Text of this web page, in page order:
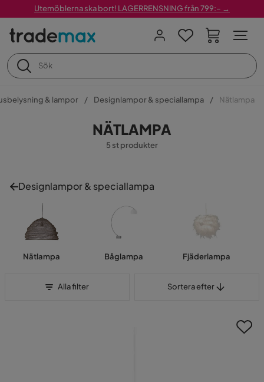
Utemöblerna ska bort! LAGERRENSNING från 799:– →
& lampor Designlampor & speciallampa Nätlampa
NÄTLAMPA
5 st produkter
Designlampor & speciallampa
Nätlampa Båglampa Fjäderlampa
Alla filter Sortera efter